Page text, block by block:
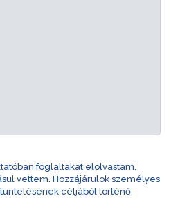
foglaltakat elolvastam,
vettem. Hozzájárulok személyes
céljából történő